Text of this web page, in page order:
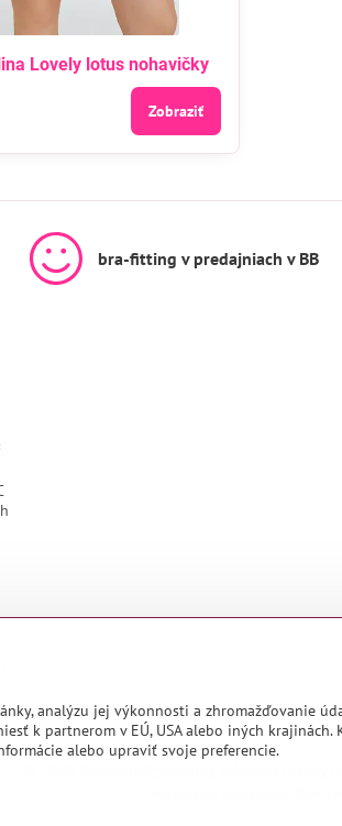
Lovely lotus nohavičky
Zobraziť
bra-fitting v predajniach v BB
analýzu jej výkonnosti a zhromažďovanie
k partnerom v EÚ, USA alebo iných
alebo upraviť svoje preferencie.